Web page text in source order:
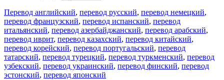
Перевод английский, перевод русский, перевод немецкий,
перевод французский, перевод испанский, перевод
итальянский, перевод азербайджанский, перевод арабский,
перевод иврит, перевод казахский, перевод китайский,
перевод корейский, перевод португальский, перевод
татарский, перевод турецкий, перевод туркменский, перевод
узбекский, перевод украинский, перевод финский, перевод
эстонский, перевод японский